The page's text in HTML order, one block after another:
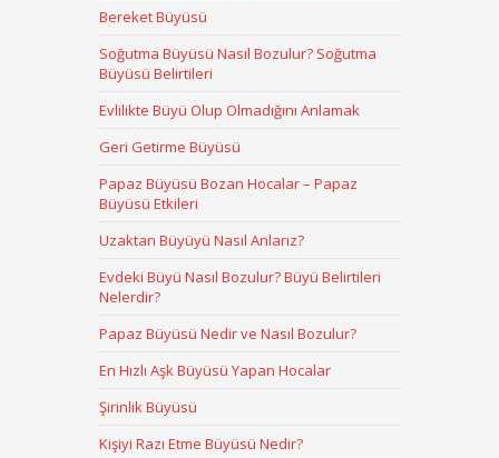
Bereket Büyüsü
Soğutma Büyüsü Nasıl Bozulur? Soğutma
Büyüsü Belirtileri
Evlilikte Büyü Olup Olmadığını Anlamak
Geri Getirme Büyüsü
Papaz Büyüsü Bozan Hocalar – Papaz
Büyüsü Etkileri
Uzaktan Büyüyü Nasıl Anlarız?
Evdeki Büyü Nasıl Bozulur? Büyü Belirtileri
Nelerdir?
Papaz Büyüsü Nedir ve Nasıl Bozulur?
En Hızlı Aşk Büyüsü Yapan Hocalar
Şirinlik Büyüsü
Kişiyi Razı Etme Büyüsü Nedir?